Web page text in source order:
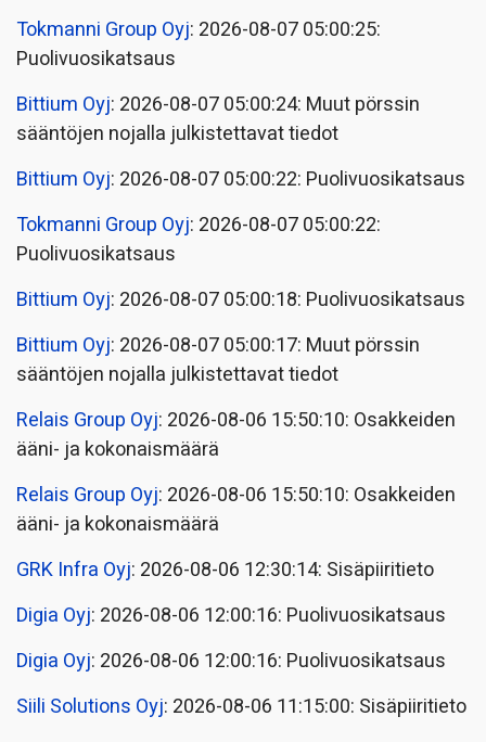
Tokmanni Group Oyj: 2026-08-07 05:00:25:
Puolivuosikatsaus
Bittium Oyj: 2026-08-07 05:00:24: Muut pörssin
sääntöjen nojalla julkistettavat tiedot
Bittium Oyj: 2026-08-07 05:00:22: Puolivuosikatsaus
Tokmanni Group Oyj: 2026-08-07 05:00:22:
Puolivuosikatsaus
Bittium Oyj: 2026-08-07 05:00:18: Puolivuosikatsaus
Bittium Oyj: 2026-08-07 05:00:17: Muut pörssin
sääntöjen nojalla julkistettavat tiedot
Relais Group Oyj: 2026-08-06 15:50:10: Osakkeiden
ääni- ja kokonaismäärä
Relais Group Oyj: 2026-08-06 15:50:10: Osakkeiden
ääni- ja kokonaismäärä
GRK Infra Oyj: 2026-08-06 12:30:14: Sisäpiiritieto
Digia Oyj: 2026-08-06 12:00:16: Puolivuosikatsaus
Digia Oyj: 2026-08-06 12:00:16: Puolivuosikatsaus
Siili Solutions Oyj: 2026-08-06 11:15:00: Sisäpiiritieto